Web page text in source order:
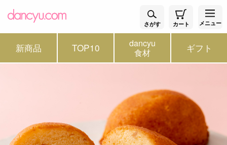
さがす カート メニュー
新商品 TOP10 dancyu
食材 ギフト